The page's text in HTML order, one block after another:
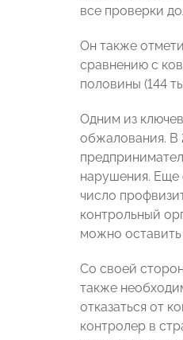
все проверки
Он также
сравнению с
половины (144
Одним из
обжалования. В
нарушения. Еще
число
контрольный
можно оставить
Со своей
также
отказаться от
контролер в